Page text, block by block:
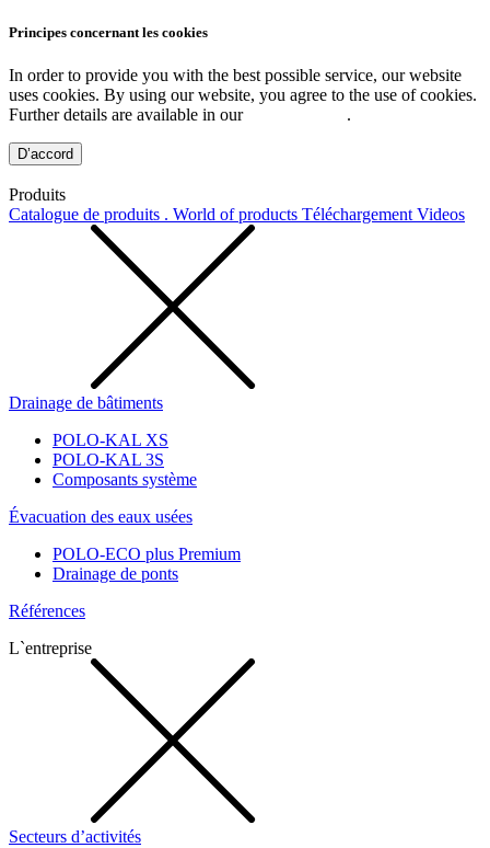
Principes concernant les cookies
In order to provide you with the best possible service, our website
uses cookies. By using our website, you agree to the use of cookies.
Further details are available in our
.
D’accord
Produits
Catalogue de produits . World of products Téléchargement Videos
Drainage de bâtiments
POLO-KAL XS
POLO-KAL 3S
Composants système
Évacuation des eaux usées
POLO-ECO plus Premium
Drainage de ponts
Références
L`entreprise
Secteurs d’activités